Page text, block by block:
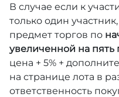
В случае если к
только один
предмет торгов по
увеличенной на пять
цена + 5% +
на странице лота в
ответственность